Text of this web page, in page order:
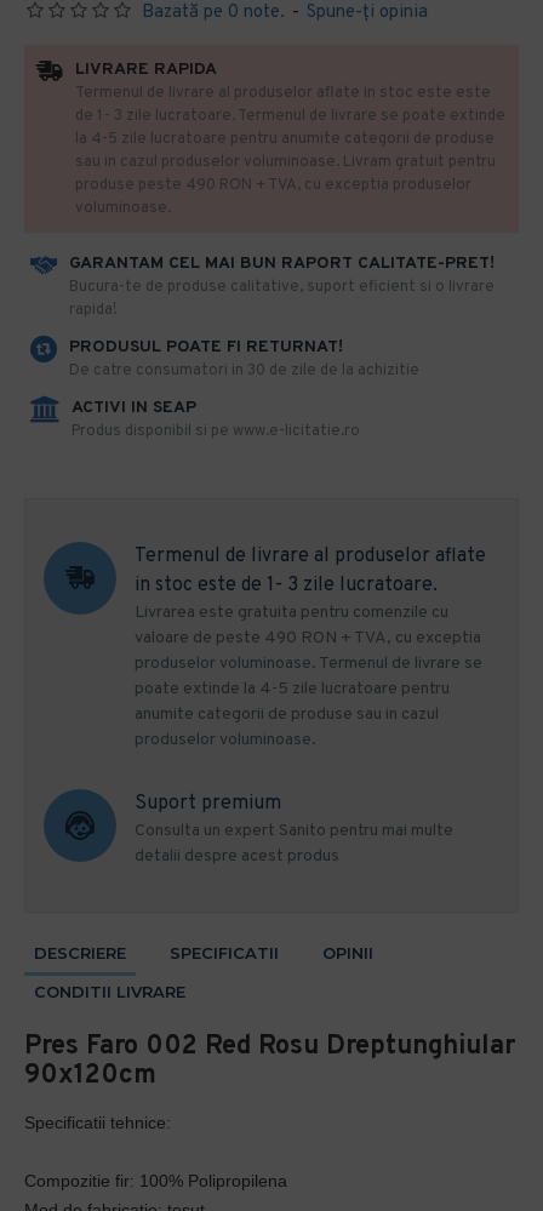
Bazată pe 0 note. - Spune-ţi opinia
GARANTAM CEL MAI BUN RAPORT CALITATE-PRET!
​Bucura-te de produse calitative, suport eficient si o livrare
rapida!
PRODUSUL POATE FI RETURNAT!
De catre consumatori in 30 de zile de la achizitie
ACTIVI IN SEAP
Produs disponibil si pe www.e-licitatie.ro
LIVRARE RAPIDA
Termenul de livrare al produselor aflate in stoc este este
de 1- 3 zile lucratoare. Termenul de livrare se poate extinde
la 4-5 zile lucratoare pentru anumite categorii de produse
sau in cazul produselor voluminoase. Livram gratuit pentru
produse peste 490 RON + TVA, cu exceptia produselor
voluminoase.
Termenul de livrare al produselor aflate
in stoc este de 1- 3 zile lucratoare.
Livrarea este gratuita pentru comenzile cu
valoare de peste 490 RON + TVA, cu exceptia
produselor voluminoase. Termenul de livrare se
poate extinde la 4-5 zile lucratoare pentru
anumite categorii de produse sau in cazul
produselor voluminoase.
Suport premium
Consulta un expert Sanito pentru mai multe
detalii despre acest produs
DESCRIERE SPECIFICATII
OPINII
CONDITII LIVRARE
Pres Faro 002 Red Rosu Dreptunghiular
90x120cm
Specificatii tehnice:
Compozitie fir: 100% Polipropilena